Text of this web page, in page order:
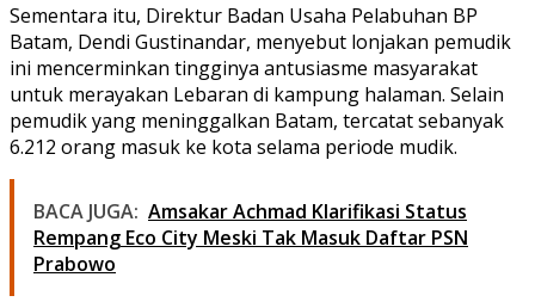
Sementara itu, Direktur Badan Usaha Pelabuhan BP
Batam, Dendi Gustinandar, menyebut lonjakan pemudik
ini mencerminkan tingginya antusiasme masyarakat
untuk merayakan Lebaran di kampung halaman. Selain
pemudik yang meninggalkan Batam, tercatat sebanyak
6.212 orang masuk ke kota selama periode mudik.
BACA JUGA: Amsakar Achmad Klarifikasi Status
Rempang Eco City Meski Tak Masuk Daftar PSN
Prabowo